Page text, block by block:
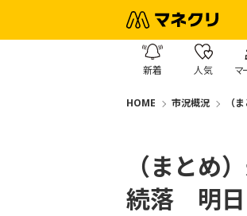
新着 人気 マ
HOME 市況概況 （
（まとめ
続落 明日